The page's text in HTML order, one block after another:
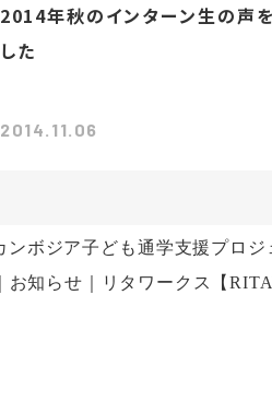
2014年秋のインターン生の声
した
2014.11.06